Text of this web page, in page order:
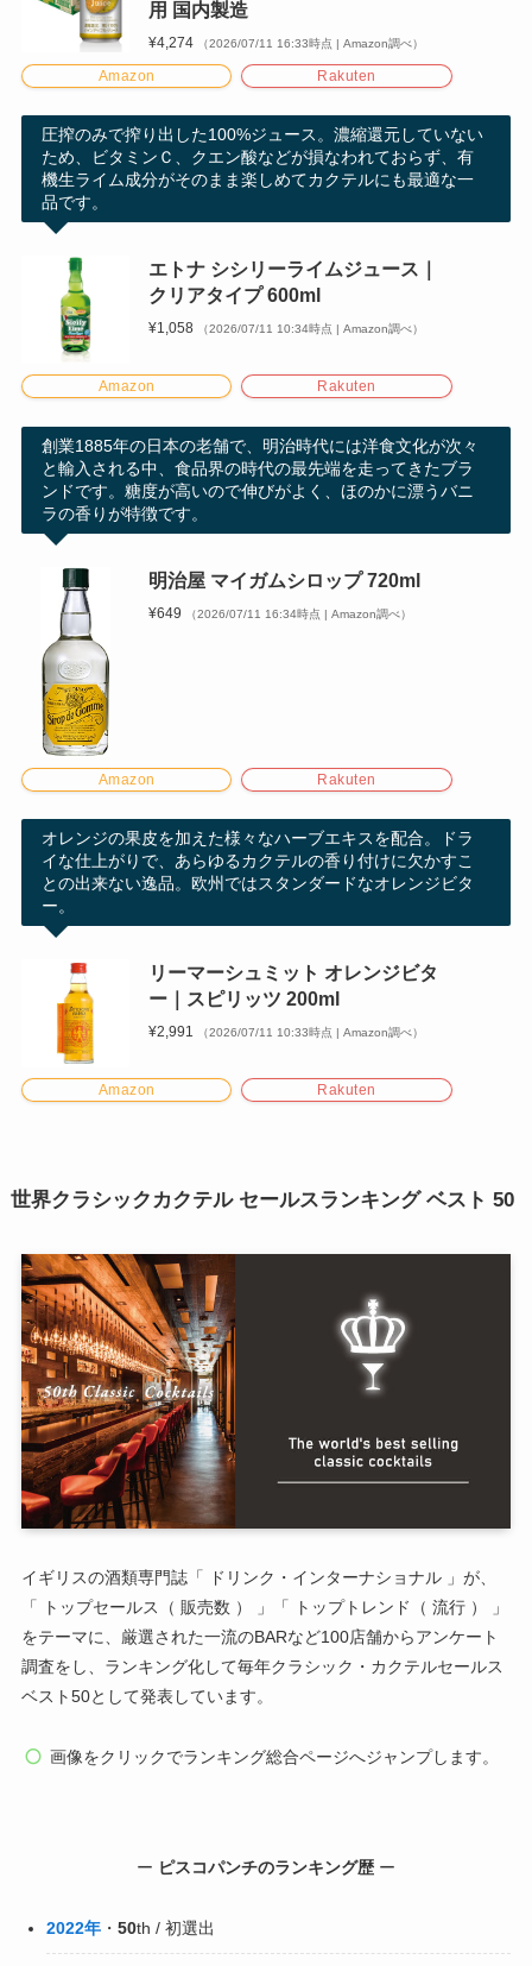
用 国内製造
¥4,274 （2026/07/11 16:33時点 | Amazon調べ）
Amazon Rakuten
圧搾のみで搾り出した100%ジュース。濃縮還元していない
ため、ビタミンＣ、クエン酸などが損なわれておらず、有
機生ライム成分がそのまま楽しめてカクテルにも最適な一
品です。
エトナ シシリーライムジュース｜
クリアタイプ 600ml
¥1,058 （2026/07/11 10:34時点 | Amazon調べ）
Amazon Rakuten
創業1885年の日本の老舗で、明治時代には洋食文化が次々
と輸入される中、食品界の時代の最先端を走ってきたブラ
ンドです。糖度が高いので伸びがよく、ほのかに漂うバニ
ラの香りが特徴です。
明治屋 マイガムシロップ 720ml
¥649 （2026/07/11 16:34時点 | Amazon調べ）
Amazon Rakuten
オレンジの果皮を加えた様々なハーブエキスを配合。ドラ
イな仕上がりで、あらゆるカクテルの香り付けに欠かすこ
との出来ない逸品。欧州ではスタンダードなオレンジビタ
ー。
リーマーシュミット オレンジビタ
ー｜スピリッツ 200ml
¥2,991 （2026/07/11 10:33時点 | Amazon調べ）
Amazon Rakuten
世界クラシックカクテル セールスランキング ベスト 50
イギリスの酒類専門誌「 ドリンク・インターナショナル 」が、
「 トップセールス（ 販売数 ） 」「 トップトレンド（ 流行 ） 」
をテーマに、厳選された一流のBARなど100店舗からアンケート
調査をし、ランキング化して毎年クラシック・カクテルセールス
ベスト50として発表しています。
画像をクリックでランキング総合ページへジャンプします。
ー ピスコパンチのランキング歴 ー
2022年・ 50th / 初選出